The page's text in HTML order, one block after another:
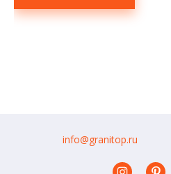
info@granitop.ru